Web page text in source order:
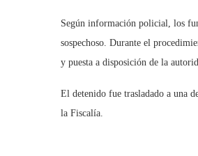
Según información policial, los
sospechoso. Durante el
y puesta a disposición de la
El detenido fue trasladado a una
la Fiscalía.